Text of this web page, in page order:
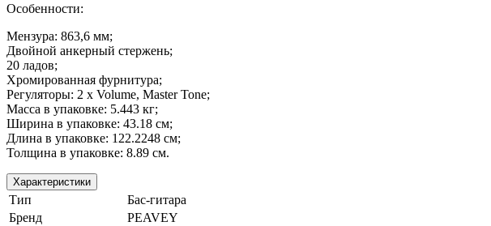
Особенности:
Мензура: 863,6 мм;
Двойной анкерный стержень;
20 ладов;
Хромированная фурнитура;
Регуляторы: 2 x Volume, Master Tone;
Масса в упаковке: 5.443 кг;
Ширина в упаковке: 43.18 см;
Длина в упаковке: 122.2248 см;
Толщина в упаковке: 8.89 см.
Характеристики
Тип
Бас-гитара
Бренд
PEAVEY